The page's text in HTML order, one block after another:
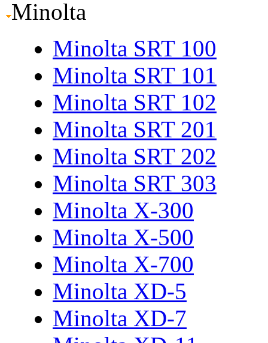
Minolta
Minolta SRT 100
Minolta SRT 101
Minolta SRT 102
Minolta SRT 201
Minolta SRT 202
Minolta SRT 303
Minolta X-300
Minolta X-500
Minolta X-700
Minolta XD-5
Minolta XD-7